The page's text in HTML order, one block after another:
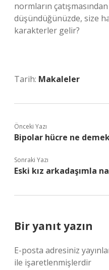
normların
düşündüğünüzde, size
karakterler gelir?
Tarih: Makaleler
Önceki Yazı
Bipolar hücre ne
Sonraki Yazı
Eski kız arkadaşımla
Bir yanıt yazın
E-posta adresiniz
ile işaretlenmişlerdir